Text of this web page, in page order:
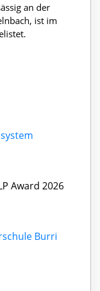
an der
ist im
Award 2026
Burri